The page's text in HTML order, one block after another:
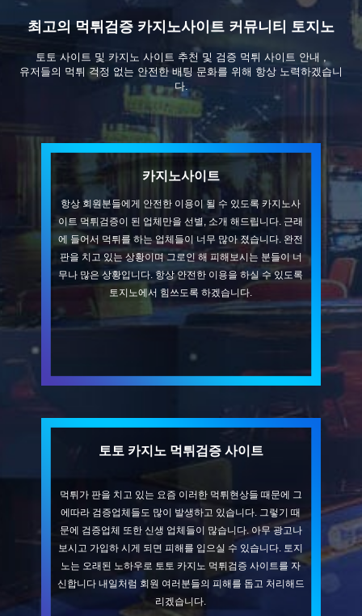
최고의 먹튀검증 카지노사이트 커뮤니티 토지노
토토 사이트 및 카지노 사이트 추천 및 검증 먹튀 사이트 안내 ,
유저들의 먹튀 걱정 없는 안전한 배팅 문화를 위해 항상 노력하겠습니
다.
카지노사이트
항상 회원분들에게 안전한 이용이 될 수 있도록 카지노사
이트 먹튀검증이 된 업체만을 선별, 소개 해드립니다. 근래
에 들어서 먹튀를 하는 업체들이 너무 많아 졌습니다. 완전
판을 치고 있는 상황이며 그로인 해 피해보시는 분들이 너
무나 많은 상황입니다. 항상 안전한 이용을 하실 수 있도록
토지노에서 힘쓰도록 하겠습니다.
토토 카지노 먹튀검증 사이트
먹튀가 판을 치고 있는 요즘 이러한 먹튀현상들 때문에 그
에따라 검증업체들도 많이 발생하고 있습니다. 그렇기 때
문에 검증업체 또한 신생 업체들이 많습니다. 아무 광고나
보시고 가입하 시게 되면 피해를 입으실 수 있습니다. 토지
노는 오래된 노하우로 토토 카지노 먹튀검증 사이트를 자
신합니다 내일처럼 회원 여러분들의 피해를 돕고 처리해드
리겠습니다.